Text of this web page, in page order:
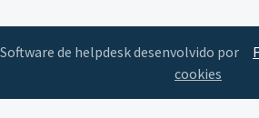
Software de helpdesk desenvolvido por
cookies